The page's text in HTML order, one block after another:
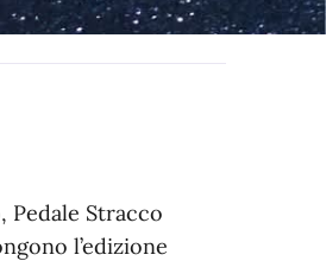
Pedale Stracco
l’edizione